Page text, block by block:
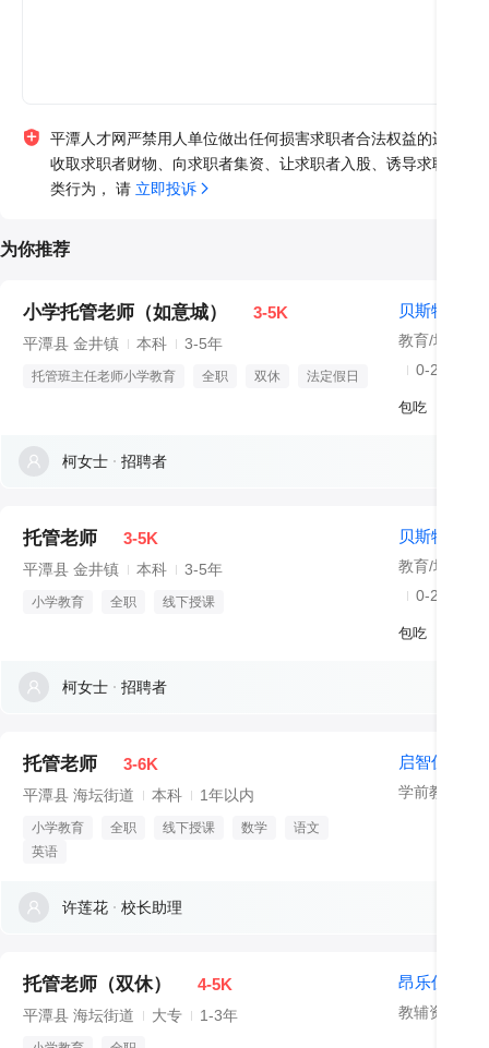
平潭人才网严禁用人单位做出任何损害求职者合法权益的违法违
收取求职者财物、向求职者集资、让求职者入股、诱导求职者异
类行为， 请 立即投诉
为你推荐
小学托管老师（如意城） 3-5K
平潭县 金井镇 本科 3-5年
托管班主任老师小学教育 全职 双休 法定假日
贝斯特托辅
0-20人
包吃
柯女士 招聘者
托管老师 3-5K
平潭县 金井镇 本科 3-5年
小学教育 全职 线下授课
贝斯特托辅
0-20人
包吃
柯女士 招聘者
托管老师 3-6K
平潭县 海坛街道 本科 1年以内
小学教育 全职 线下授课 数学
语文
英语
启智优能托
学前教育
许莲花 校长助理
托管老师（双休） 4-5K
平潭县 海坛街道 大专 1-3年
昂乐优加托
教辅资料及